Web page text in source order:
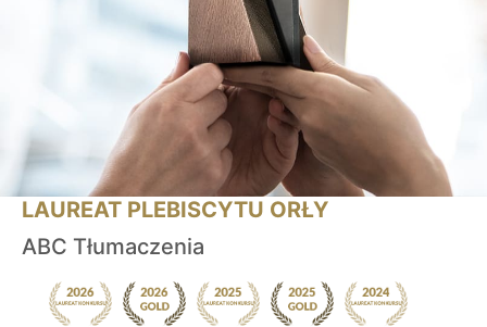
LAUREAT PLEBISCYTU ORŁY
ABC Tłumaczenia